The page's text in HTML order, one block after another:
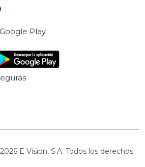
Play
E Vision, S.A. Todos los derechos